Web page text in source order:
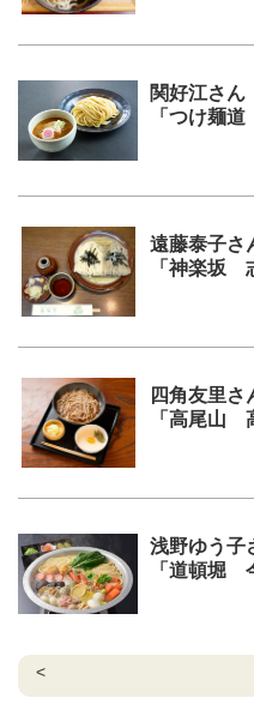
関好江さん
「つけ麺
遠藤泰子さ
「神楽坂
四角友里さ
「高尾山
浅野ゆう子
「道頓堀
<